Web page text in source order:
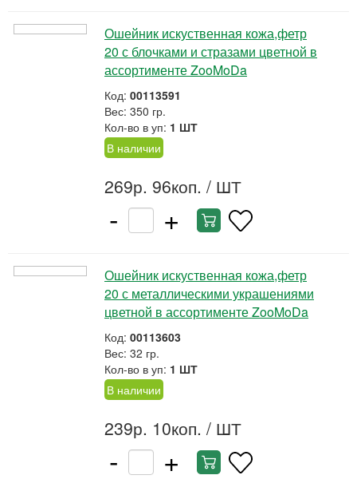
Ошейник искуственная кожа,фетр
20 с блочками и стразами цветной в
ассортименте ZooMoDa
Код: 00113591
Вес: 350 гр.
Кол-во в уп: 1 ШТ
В наличии
269р. 96коп. / ШТ
- +
Ошейник искуственная кожа,фетр
20 с металлическими украшениями
цветной в ассортименте ZooMoDa
Код: 00113603
Вес: 32 гр.
Кол-во в уп: 1 ШТ
В наличии
239р. 10коп. / ШТ
- +